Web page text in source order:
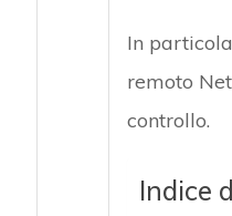
In
remoto
controllo.
Indice